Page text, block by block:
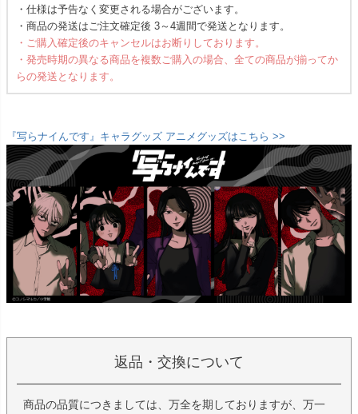
・仕様は予告なく変更される場合がございます。
・商品の発送はご注文確定後 3～4週間で発送となります。
・ご購入確定後のキャンセルはお断りしております。
・発売時期の異なる商品を複数ご購入の場合、全ての商品が揃ってか
らの発送となります。
『写らナイんです』キャラグッズ アニメグッズはこちら >>
返品・交換について
商品の品質につきましては、万全を期しておりますが、万一